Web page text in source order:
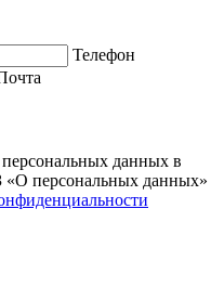
Телефон
данных в
«О персональных данных»